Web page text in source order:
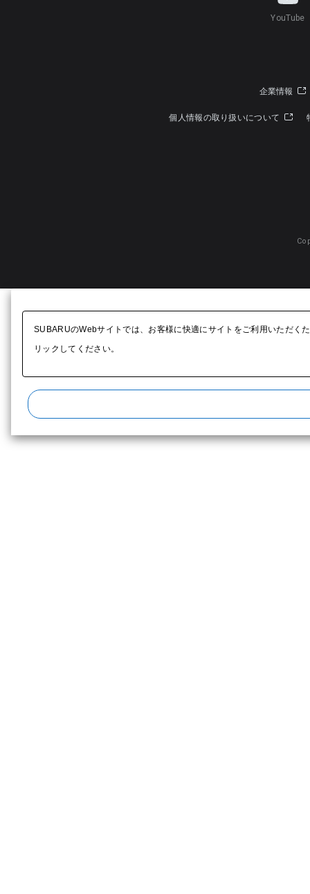
YouTube
企業情報
個人情報の取り扱いについて
SUBARUのWebサイトでは、お客様に快適にサイトをご利用いただく
リックしてください。​